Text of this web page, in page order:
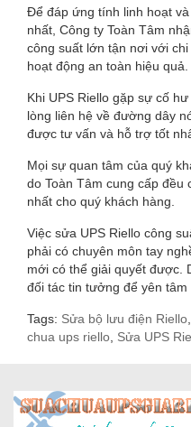
Để đáp ứng tính linh hoạt
nhất, Công ty Toàn Tâm
công suất lớn tận nơi với
hoạt động an toàn hiệu quả.
Khi UPS Riello gặp sự cố
lòng liên hệ về đường dây
được tư vấn và hỗ trợ tốt
Mọi sự quan tâm của quý
do Toàn Tâm cung cấp
nhất cho quý khách hàng.
Việc sửa UPS Riello công
phải có chuyên môn tay
mới có thể giải quyết được.
đối tác tin tưởng để yên tâm
Tags: Sửa bộ lưu điện Riello
chua ups riello Sửa UPS